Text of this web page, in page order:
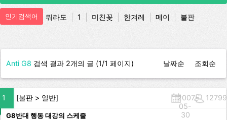
인기검색어 뭐라도 1 미친꽃 한겨레 메이
불판
Anti G8 검색 결과 2개의 글 (1/1 페이지) 날짜순 조회순
12799
2007-
05-
30
1 [불판 > 일반]
G8반대 행동 대강의 스케줄